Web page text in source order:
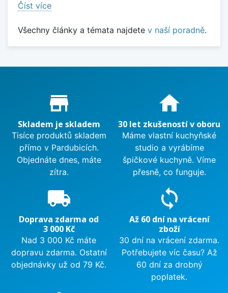
Číst více
Všechny články a témata najdete v naší poradně.
Proč nakupovat u nás?
store_mall_directory
Skladem je skladem
Tisíce produktů skladem
přímo v Pardubicích.
Objednáte dnes, máte
zítra.
home
30 let zkušeností v oboru
Máme vlastní kuchyňské
studio a vyrábíme
špičkové kuchyně. Víme
přesně, co funguje.
local_shipping
Doprava zdarma od
3 000 Kč
Nad 3 000 Kč máte
dopravu zdarma. Ostatní
objednávky už od 79 Kč.
sync
Až 60 dní na vrácení
zboží
30 dní na vrácení zdarma.
Potřebujete víc času? Až
60 dní za drobný
poplatek.